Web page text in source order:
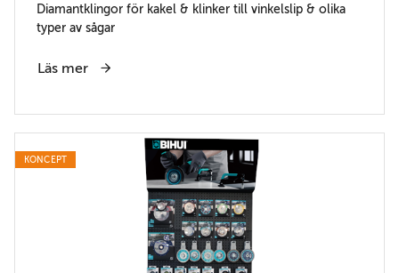
Diamantklingor för kakel & klinker till vinkelslip & olika
typer av sågar
Läs mer
KONCEPT